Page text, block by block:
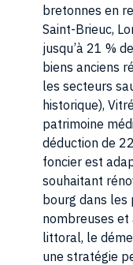
bretonnes en
Saint-Brieuc,
jusqu’à 21 %
biens anciens
les secteurs
historique),
patrimoine
déduction de
foncier est
souhaitant
bourg dans
nombreuses et
littoral, le
une stratégie